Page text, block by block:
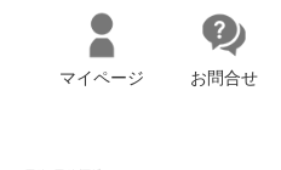
マイページ お問合せ